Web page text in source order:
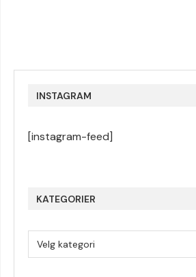
INSTAGRAM
[instagram-feed]
KATEGORIER